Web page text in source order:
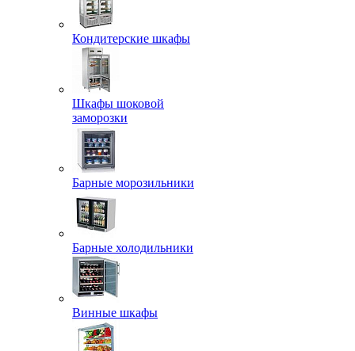
Кондитерские шкафы
Шкафы шоковой
заморозки
Барные морозильники
Барные холодильники
Винные шкафы